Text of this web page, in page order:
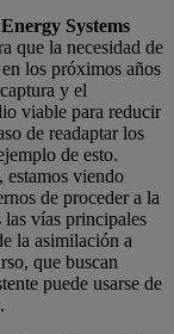
Systems
que la necesidad de
los próximos años
y el
viable para reducir
de readaptar los
de esto.
viendo
de proceder a la
vías principales
la asimilación a
que buscan
puede usarse de